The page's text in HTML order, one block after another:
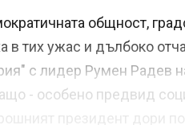
общност,
в тих ужас и дълбоко
с лидер Румен Радев
- особено предвид
президент дори